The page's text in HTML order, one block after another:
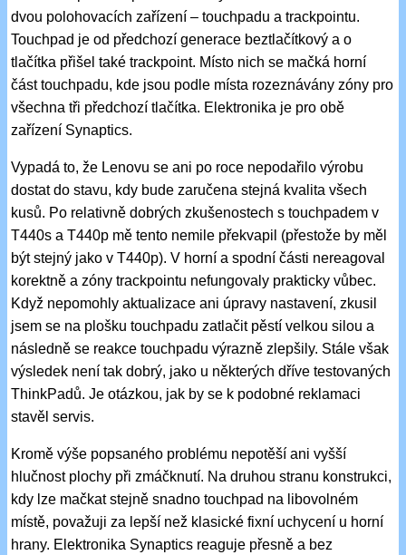
dvou polohovacích zařízení – touchpadu a trackpointu.
Touchpad je od předchozí generace beztlačítkový a o
tlačítka přišel také trackpoint. Místo nich se mačká horní
část touchpadu, kde jsou podle místa rozeznávány zóny pro
všechna tři předchozí tlačítka. Elektronika je pro obě
zařízení Synaptics.
Vypadá to, že Lenovu se ani po roce nepodařilo výrobu
dostat do stavu, kdy bude zaručena stejná kvalita všech
kusů. Po relativně dobrých zkušenostech s touchpadem v
T440s a T440p mě tento nemile překvapil (přestože by měl
být stejný jako v T440p). V horní a spodní části nereagoval
korektně a zóny trackpointu nefungovaly prakticky vůbec.
Když nepomohly aktualizace ani úpravy nastavení, zkusil
jsem se na plošku touchpadu zatlačit pěstí velkou silou a
následně se reakce touchpadu výrazně zlepšily. Stále však
výsledek není tak dobrý, jako u některých dříve testovaných
ThinkPadů. Je otázkou, jak by se k podobné reklamaci
stavěl servis.
Kromě výše popsaného problému nepotěší ani vyšší
hlučnost plochy při zmáčknutí. Na druhou stranu konstrukci,
kdy lze mačkat stejně snadno touchpad na libovolném
místě, považuji za lepší než klasické fixní uchycení u horní
hrany. Elektronika Synaptics reaguje přesně a bez